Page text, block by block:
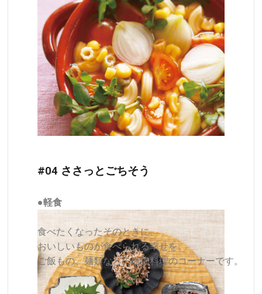
#04 ささっとごちそう
●軽食
食べたくなったそのときに、
おいしいものが食べられる幸せを。
ご飯もの、麺類などの名物料理のコーナーです。